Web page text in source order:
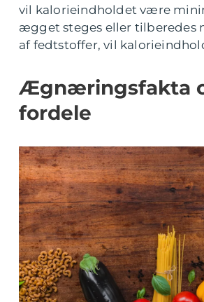
vil kalorieindholdet være
ægget steges eller tilberedes
af fedtstoffer, vil
Ægnæringsfakta
fordele